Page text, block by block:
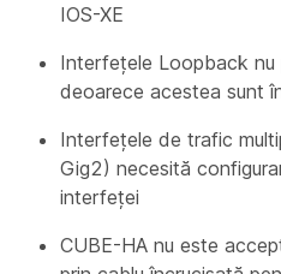
IOS-XE
Interfețele Loopback
deoarece acestea sunt
Interfețele de trafic
Gig2) necesită
interfeței
CUBE-HA nu este